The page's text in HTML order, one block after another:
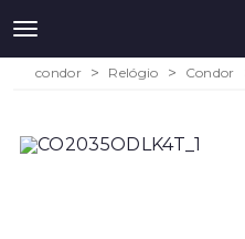
condor Relógio Condor